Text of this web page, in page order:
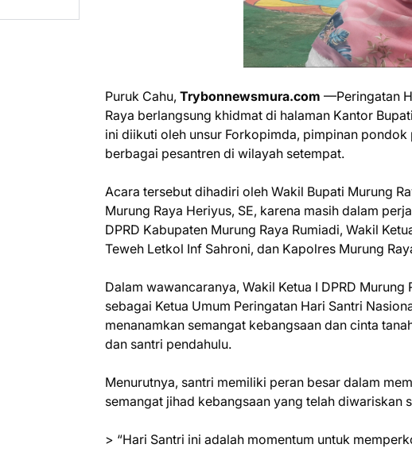
Puruk Cahu, Trybonnewsmura.com —Peringatan
Raya berlangsung khidmat di halaman Kantor
ini diikuti oleh unsur Forkopimda, pimpinan
berbagai pesantren di wilayah setempat.
Acara tersebut dihadiri oleh Wakil Bupati Murung
Murung Raya Heriyus, SE, karena masih dalam
DPRD Kabupaten Murung Raya Rumiadi, Wakil
Teweh Letkol Inf Sahroni, dan Kapolres Murung
Dalam wawancaranya, Wakil Ketua I DPRD
sebagai Ketua Umum Peringatan Hari Santri
menanamkan semangat kebangsaan dan cinta
dan santri pendahulu.
Menurutnya, santri memiliki peran besar dalam
semangat jihad kebangsaan yang telah diwariskan
> “Hari Santri ini adalah momentum untuk